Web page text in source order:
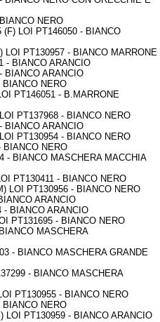
NERO
(F) LOI PT146050 - BIANCO
LOI PT130957 - BIANCO MARRONE
- BIANCO ARANCIO
BIANCO ARANCIO
BIANCO NERO
PT146051 - B.MARRONE
PT137968 - BIANCO NERO
BIANCO ARANCIO
PT130954 - BIANCO NERO
BIANCO NERO
- BIANCO MASCHERA MACCHIA
PT130411 - BIANCO NERO
LOI PT130956 - BIANCO NERO
ARANCIO
- BIANCO ARANCIO
PT131695 - BIANCO NERO
MASCHERA
- BIANCO MASCHERA GRANDE
- BIANCO MASCHERA
PT130955 - BIANCO NERO
NERO
LOI PT130959 - BIANCO ARANCIO